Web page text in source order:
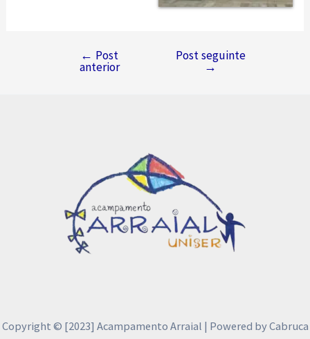
Navegação
← Post
anterior
Post seguinte
→
Copyright © [2023] Acampamento Arraial | Powered by Cabruca